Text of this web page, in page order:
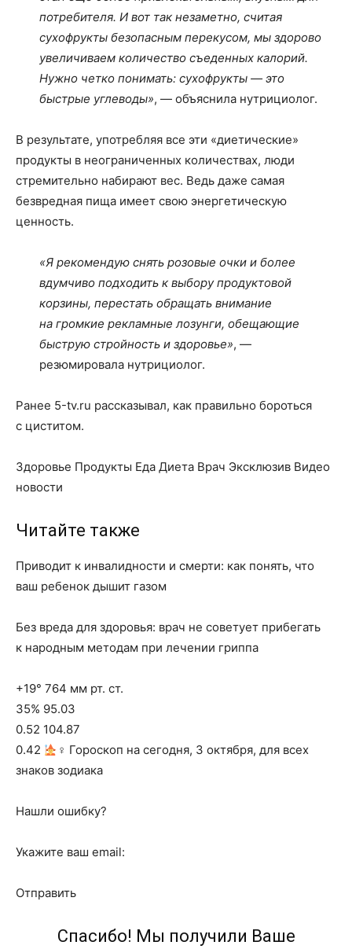
потребителя. И вот так незаметно, считая
сухофрукты безопасным перекусом, мы здорово
увеличиваем количество съеденных калорий.
Нужно четко понимать: сухофрукты — это
быстрые углеводы», — объяснила нутрициолог.
В результате, употребляя все эти «диетические»
продукты в неограниченных количествах, люди
стремительно набирают вес. Ведь даже самая
безвредная пища имеет свою энергетическую
ценность.
«Я рекомендую снять розовые очки и более
вдумчиво подходить к выбору продуктовой
корзины, перестать обращать внимание
на громкие рекламные лозунги, обещающие
быструю стройность и здоровье», —
резюмировала нутрициолог.
Ранее 5-tv.ru рассказывал, как правильно бороться
с циститом.
Здоровье Продукты Еда Диета Врач Эксклюзив Видео
новости
Читайте также
Приводит к инвалидности и смерти: как понять, что
ваш ребенок дышит газом
Без вреда для здоровья: врач не советует прибегать
к народным методам при лечении гриппа
+19° 764 мм рт. ст.
35% 95.03
0.52 104.87
0.42
‍♀ Гороскоп на сегодня, 3 октября, для всех
знаков зодиака
Нашли ошибку?
Укажите ваш email:
Отправить
Спасибо! Мы получили Ваше